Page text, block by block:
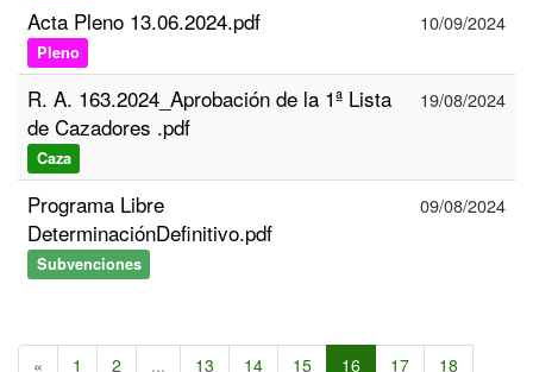
Acta Pleno 13.06.2024.pdf
Pleno
10/09/2024
R. A. 163.2024_Aprobación de la 1ª Lista
de Cazadores .pdf
Caza
19/08/2024
Programa Libre
DeterminaciónDefinitivo.pdf
Subvenciones
09/08/2024
« 1 2 ... 13 14 15 16 17
18